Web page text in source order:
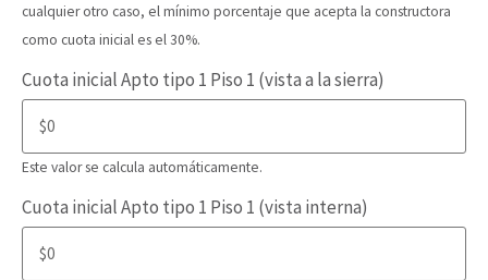
cualquier otro caso, el mínimo porcentaje que acepta la constructora
como cuota inicial es el 30%.
Cuota inicial Apto tipo 1 Piso 1 (vista a la sierra)
Este valor se calcula automáticamente.
Cuota inicial Apto tipo 1 Piso 1 (vista interna)